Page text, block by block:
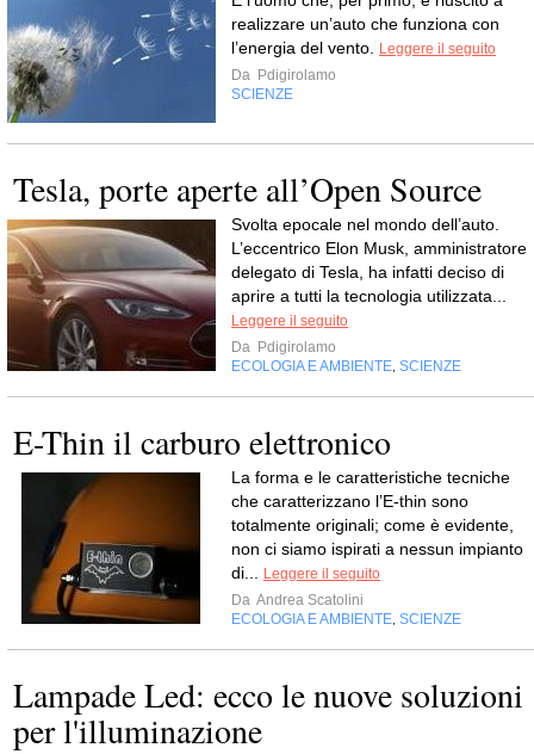
realizzare un’auto che funziona con
l’energia del vento.
Leggere il seguito
Da Pdigirolamo
SCIENZE
Tesla, porte aperte all’Open Source
Svolta epocale nel mondo dell’auto.
L’eccentrico Elon Musk, amministratore
delegato di Tesla, ha infatti deciso di
aprire a tutti la tecnologia utilizzata...
Leggere il seguito
Da Pdigirolamo
ECOLOGIA E AMBIENTE SCIENZE
E-Thin il carburo elettronico
La forma e le caratteristiche tecniche
che caratterizzano l’E-thin sono
totalmente originali; come è evidente,
non ci siamo ispirati a nessun impianto
di...
Leggere il seguito
Da Andrea Scatolini
ECOLOGIA E AMBIENTE SCIENZE
Lampade Led: ecco le nuove soluzioni
per l'illuminazione